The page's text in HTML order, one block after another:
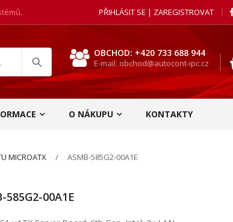
PŘIHLÁSIT SE | ZAREGISTROVAT
OBCHOD: +420 733 688 944
E-mail: obchod@autocont-ipc.cz
O NÁKUPU KONTAKTY
MICROATX ASMB-585G2-00A1E
585G2-00A1E